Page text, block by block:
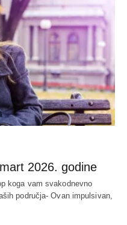
2026. godine
koga vam svakodnevno
područja- Ovan impulsivan,